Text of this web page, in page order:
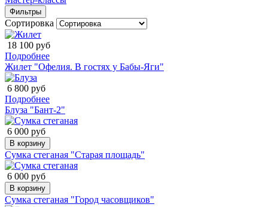
Фильтры
Сортировка
18 100 руб
Подробнее
Жилет "Офелия. В гостях у Бабы-Яги"
6 800 руб
Подробнее
Блуза "Бант-2"
6 000 руб
В корзину
Сумка стеганая "Старая площадь"
6 000 руб
В корзину
Сумка стеганая "Город часовщиков"